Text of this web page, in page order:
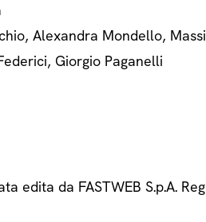
Alexandra Mondello,
Giorgio Paganelli
edita da FASTWEB S.p.A.